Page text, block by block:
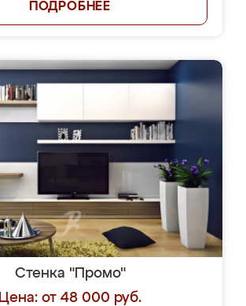
ПОДРОБНЕЕ
Стенка "Промо"
Цена: от 48 000 руб.